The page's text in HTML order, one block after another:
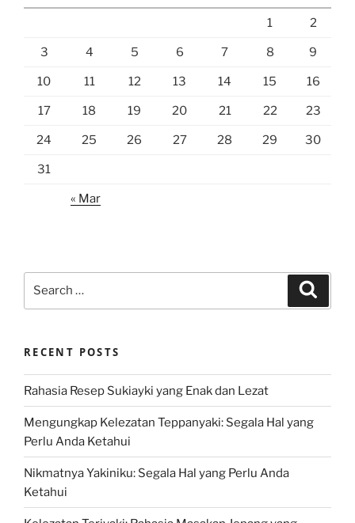
1 2
3 4 5 6 7 8 9
10 11 12 13 14 15 16
17 18 19 20 21 22 23
24 25 26 27 28 29 30
31
« Mar
RECENT POSTS
Rahasia Resep Sukiayki yang Enak dan Lezat
Mengungkap Kelezatan Teppanyaki: Segala Hal yang
Perlu Anda Ketahui
Nikmatnya Yakiniku: Segala Hal yang Perlu Anda
Ketahui